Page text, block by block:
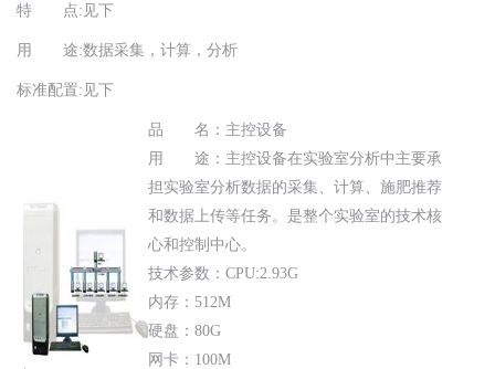
特 点:见下
用 途:数据采集，计算，分析
标准配置:见下
品 名：主控设备
用 途：主控设备在实验室分析中主要承
担实验室分析数据的采集、计算、施肥推荐
和数据上传等任务。是整个实验室的技术核
心和控制中心。
技术参数：CPU:2.93G
内存：512M
硬盘：80G
网卡：100M